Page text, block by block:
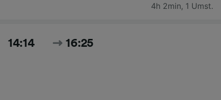
4h 2min, 1 Umst.
14:14 16:25